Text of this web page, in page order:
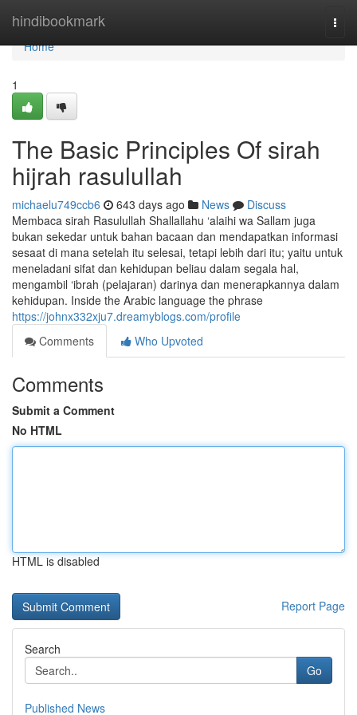
hindibookmark
Home
Home
1
The Basic Principles Of sirah
hijrah rasulullah
michaelu749ccb6 643 days ago News
Discuss
Membaca sirah Rasulullah Shallallahu ‘alaihi wa Sallam juga
bukan sekedar untuk bahan bacaan dan mendapatkan informasi
sesaat di mana setelah itu selesai, tetapi lebih dari itu; yaitu untuk
meneladani sifat dan kehidupan beliau dalam segala hal,
mengambil ‘ibrah (pelajaran) darinya dan menerapkannya dalam
kehidupan. Inside the Arabic language the phrase
https://johnx332xju7.dreamyblogs.com/profile
Comments
Who Upvoted
Comments
Submit a Comment
No HTML
HTML is disabled
Report Page
Search
Go
Published News